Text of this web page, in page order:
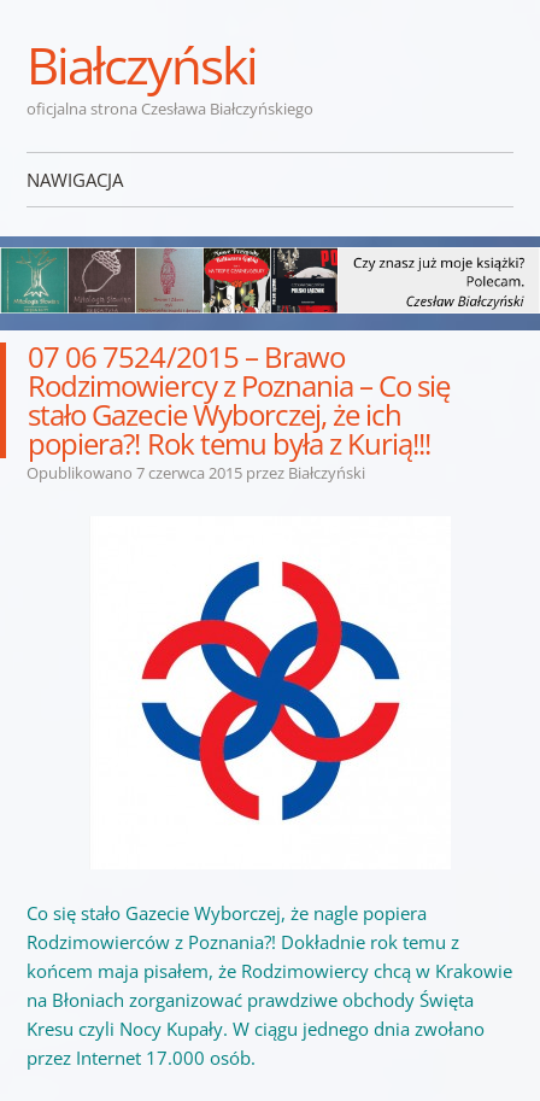
Białczyński
oficjalna strona Czesława Białczyńskiego
NAWIGACJA
07 06 7524/2015 – Brawo
Rodzimowiercy z Poznania – Co się
stało Gazecie Wyborczej, że ich
popiera?! Rok temu była z Kurią!!!
Opublikowano 7 czerwca 2015przez Białczyński
Co się stało Gazecie Wyborczej, że nagle popiera
Rodzimowierców z Poznania?! Dokładnie rok temu z
końcem maja pisałem, że Rodzimowiercy chcą w Krakowie
na Błoniach zorganizować prawdziwe obchody Święta
Kresu czyli Nocy Kupały. W ciągu jednego dnia zwołano
przez Internet 17.000 osób.